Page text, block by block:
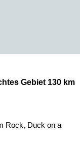
Gebiet 130 km
Rock, Duck on a